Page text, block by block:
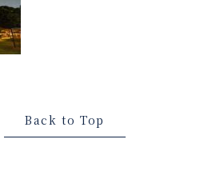
Back to Top